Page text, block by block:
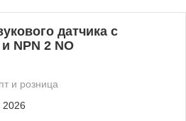
датчика с
NPN 2 NO
и розница
2026